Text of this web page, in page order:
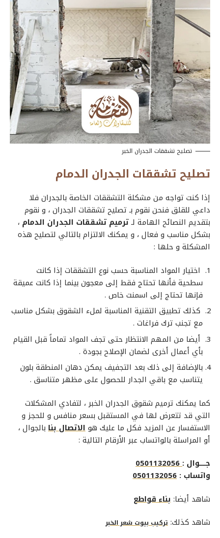
تصليح تشققات الجدران الخبر
تصليح تشققات الجدران الدمام
إذا كنت تواجه من مشكلة التشققات الخاصة بالجدران فلا
داعي للقلق فنحن نقوم بـ تصليح تشققات الجدران، و نقوم
بتقديم النصائح الهامة لـترميم تشققات الجدران الدمام ،
بشكل مناسب و فعال ، و يمكنك الالتزام بالتالي لتصليح هذه
المشكلة و حلها :
اختيار المواد المناسبة حسب نوع التشققات إذا كانت
سطحية فأنها تحتاج فقط إلى معجون بينما إذا كانت عميقة
فإنها تحتاج إلى اسمنت خاص .
كذلك تطبيق التقنية المناسبة لملء الشقوق بشكل مناسب
مع تجنب ترك فراغات .
أيضا من المهم الانتظار حتى تجف المواد تماماً قبل القيام
بأي أعمال أخرى لضمان الإصلاح بجودة .
بالإضافة إلى ذلك بعد التجفيف يمكن دهان المنطقة بلون
يتناسب مع باقي الجدار للحصول على مظهر متناسق .
كما يمكنك ترميم شقوق الجدران الخبر ، لتفادي المشكلات
التي قد تتعرض لها في المستقبل بسعر منافس و للحجز و
الاستفسار عن المزيد فكل ما عليك هوالاتصال بنا بالجوال ،
أو المراسلة بالواتساب عبر الأرقام التالية :
جــــوال :0501132056
واتساب : 0501132056
شاهد أيضا:بناء قواطع
شاهد كذلك: تركيب بيوت شعر الخبر